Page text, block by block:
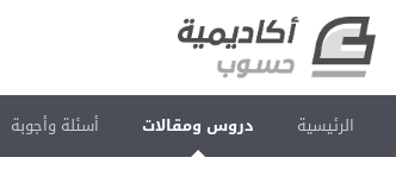
الرئيسية دروس ومقالات أسئلة وأجوبة